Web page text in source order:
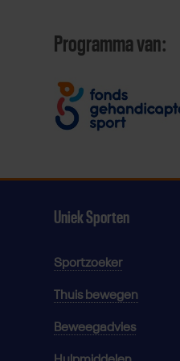
Programma van:
Uniek Sporten
Sportzoeker
Thuis bewegen
Beweegadvies